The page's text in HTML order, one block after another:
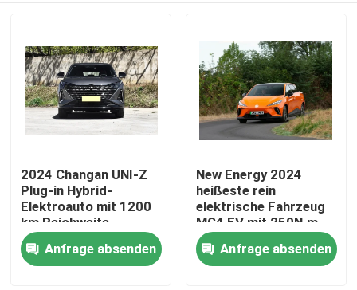
Startseite
Produkte
2024 Changan UNI-Z
Plug-in Hybrid-
Elektroauto mit 1200
km Reichweite
Anfrage absenden
New Energy 2024
heißeste rein
elektrische Fahrzeug
MG4 EV mit 250N.m
Drehmoment Max.
986l Extra großer
Kofferraum
Anfrage absenden